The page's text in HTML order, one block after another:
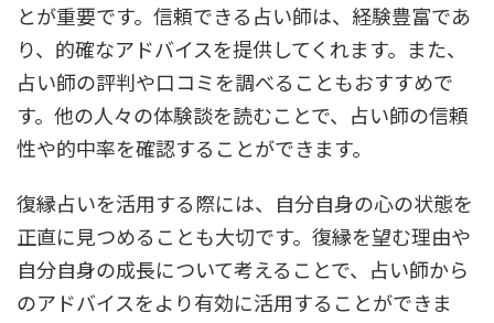
とが重要です。信頼できる占い師は、経験豊富であ
り、的確なアドバイスを提供してくれます。また、
占い師の評判や口コミを調べることもおすすめで
す。他の人々の体験談を読むことで、占い師の信頼
性や的中率を確認することができます。
復縁占いを活用する際には、自分自身の心の状態を
正直に見つめることも大切です。復縁を望む理由や
自分自身の成長について考えることで、占い師から
のアドバイスをより有効に活用することができま